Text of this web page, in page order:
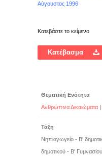
Αύγουστος 1996
Κατεβάστε το κείμενο
Κατέβασμα
Θεματική Ενότητα
Ανθρώπινα Δικαιώματα |
Τάξη
Νηπιαγωγείο - Β'
δημοτικού - Β' Γυμνασίου